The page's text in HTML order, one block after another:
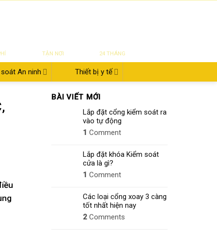
TẬN NƠI
24 THÁNG
An ninh Thiết bị y tế
BÀI VIẾT MỚI
Lắp đặt cổng kiểm soát ra
vào tự động
1 Comment
Lắp đặt khóa Kiểm soát
cửa là gì?
1 Comment
Các loại cổng xoay 3 càng
tốt nhất hiện nay
2 Comments